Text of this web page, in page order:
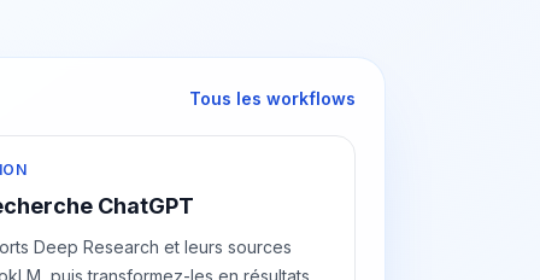
Tous les workflows
ChatGPT
Deep Research et leurs sources
puis transformez-les en résultats